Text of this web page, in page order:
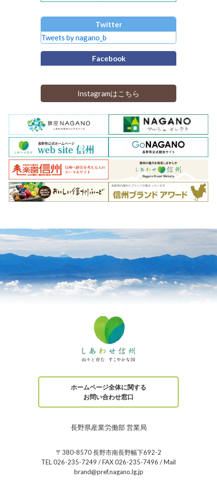
Twitter
Tweets by nagano_b
Facebook
Instagramはこちら
ホームページ全体に関する
お問い合わせ窓口
長野県産業労働部 営業局
〒380-8570 長野市南長野幅下692-2
TEL 026-235-7249 / FAX 026-235-7496 / Mail
brand@pref.nagano.lg.jp